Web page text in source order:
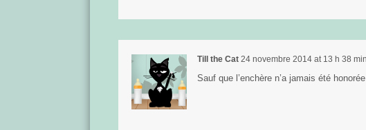
Till the Cat 24 novembre 2014 at 13 h 38 min
Sauf que l’enchère n’a jamais été honorée